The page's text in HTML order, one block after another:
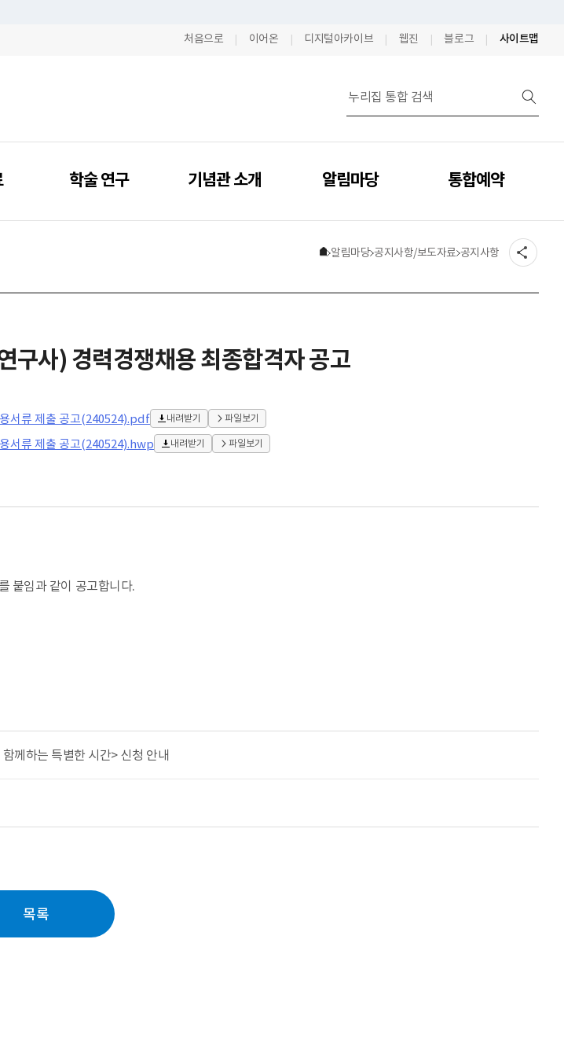
처음으로 이어온 디지털아카이브 웹진 블로그 사이트맵
학술 연구 기념관 소개 알림마당 통합예약
메인이동
알림마당 공지사항/보도자료 공지사항
구사) 경력경쟁채용 최종합격자 공고
서류 제출 공고(240524).pdf 내려받기 파일보기
서류 제출 공고(240524).hwp 내려받기 파일보기
붙임과 같이 공고합니다.
께하는 특별한 시간> 신청 안내
목록